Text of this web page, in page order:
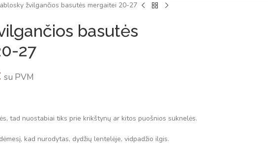
žvilgančios basutės mergaitei 20-27
basutės
27
su PVM
tad nuostabiai tiks prie krikštynų ar kitos puošnios suknelės.
kad nurodytas, dydžių lentelėje, vidpadžio ilgis.